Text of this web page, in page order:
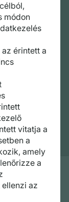
módon
érintett a
vitatja a
a
amely
a
az